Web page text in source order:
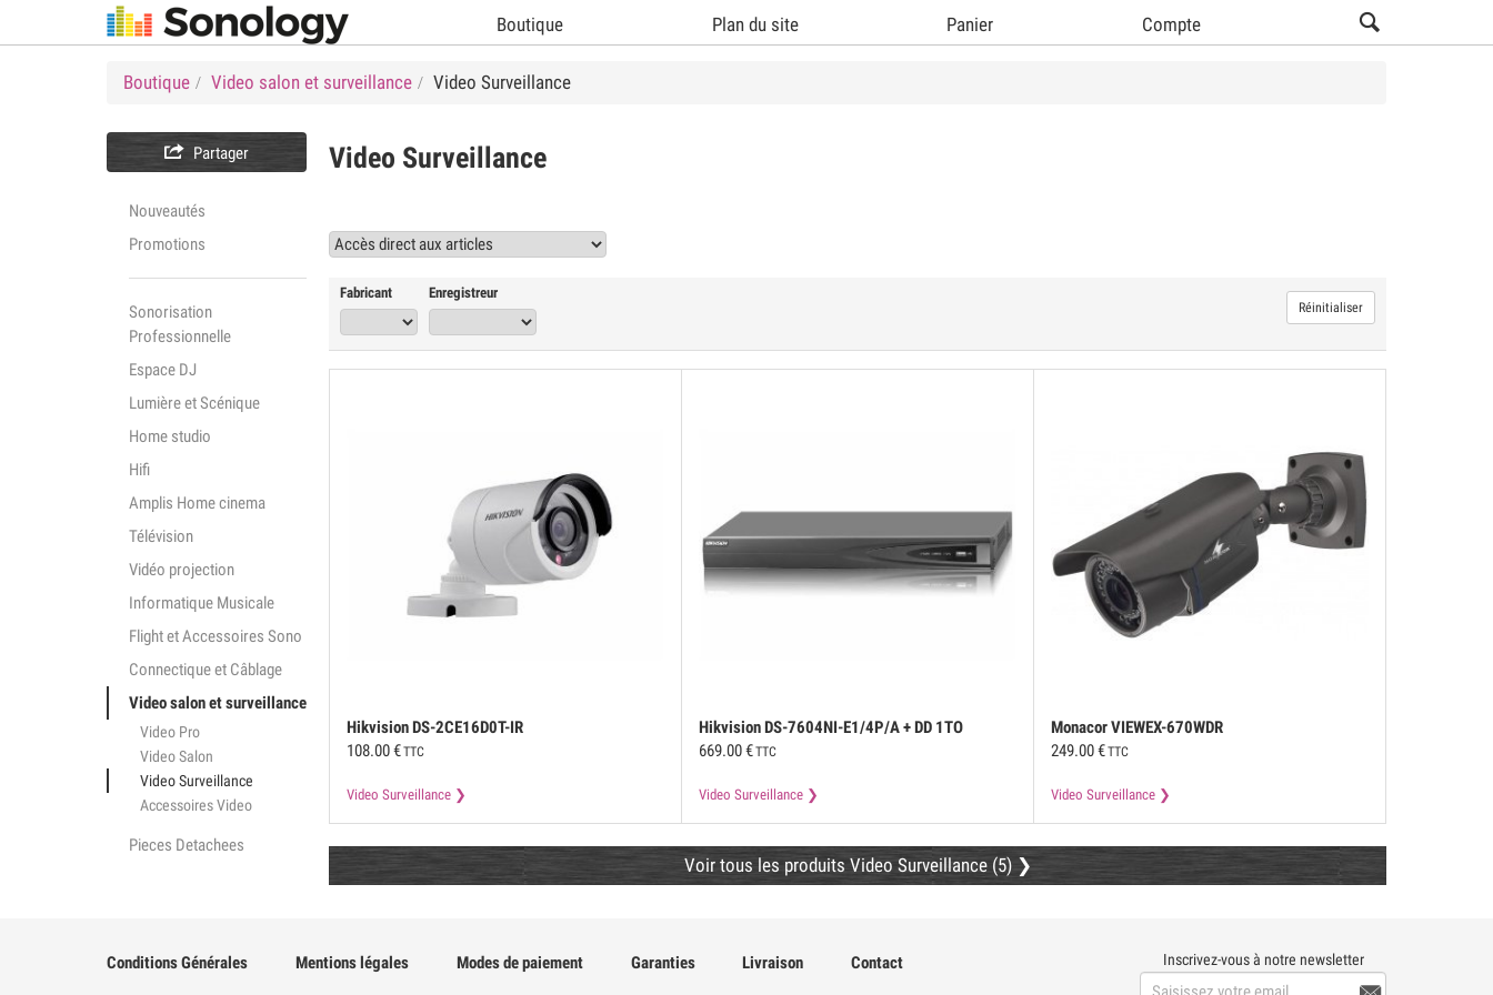
Boutique Plan du site Panier Compte
Boutique Video salon et surveillance Video Surveillance
 Partager
Nouveautés
Promotions
Sonorisation
Professionnelle
Espace DJ
Lumière et Scénique
Home studio
Hifi
Amplis Home cinema
Télévision
Vidéo projection
Informatique Musicale
Flight et Accessoires Sono
Connectique et Câblage
Video salon et surveillance
Video Pro
Video Salon
Video Surveillance
Accessoires Video
Pieces Detachees
Video Surveillance
Fabricant Enregistreur
Réinitialiser
HikvisionDS-2CE16D0T-IR
108.00€TTC
Video Surveillance
HikvisionDS-7604NI-E1/4P/A + DD 1TO
669.00€TTC
Video Surveillance
MonacorVIEWEX-670WDR
249.00€TTC
Video Surveillance
Voir tous les produits Video Surveillance (5)
Inscrivez-vous à notre newsletter
Conditions Générales Mentions légales Modes de paiement Garanties Livraison Contact